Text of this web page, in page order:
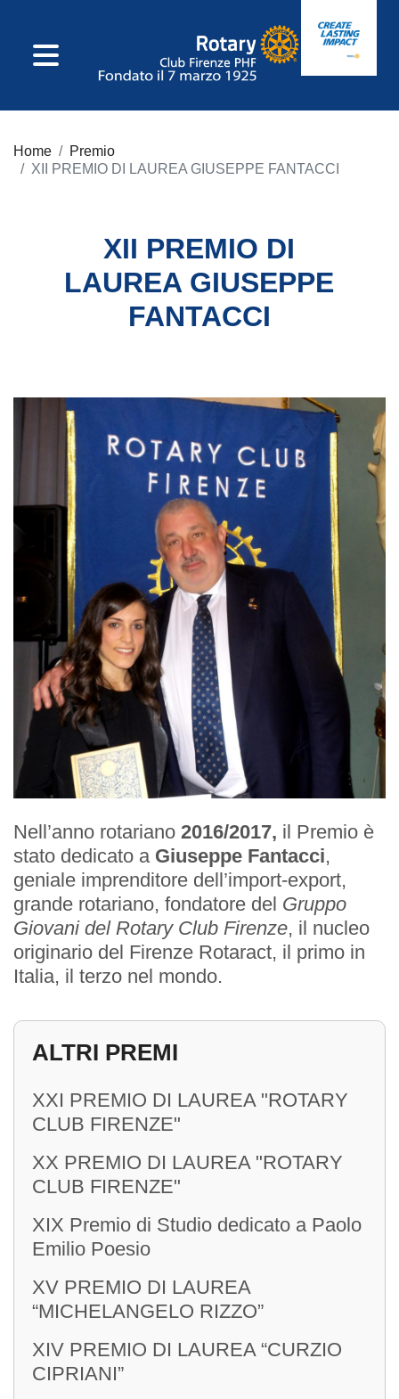
Consiglio Direttivo
Regolamento
STORIA
La Storia Del Club
Rotaract Firenze
PHF
Interact Firenze
PHF
EVENTI
Prossimi Incontri
Serate Rotariane
Service
Premi
Home
Premio
XII PREMIO DI LAUREA GIUSEPPE FANTACCI
XII PREMIO DI
LAUREA GIUSEPPE
FANTACCI
Nell’anno rotariano 2016/2017, il Premio è
stato dedicato a Giuseppe Fantacci,
geniale imprenditore dell’import-export,
grande rotariano, fondatore del Gruppo
Giovani del Rotary Club Firenze, il nucleo
originario del Firenze Rotaract, il primo in
Italia, il terzo nel mondo.
ALTRI PREMI
XXI PREMIO DI LAUREA "ROTARY
CLUB FIRENZE"
XX PREMIO DI LAUREA "ROTARY
CLUB FIRENZE"
XIX Premio di Studio dedicato a Paolo
Emilio Poesio
XV PREMIO DI LAUREA
“MICHELANGELO RIZZO”
XIV PREMIO DI LAUREA “CURZIO
CIPRIANI”